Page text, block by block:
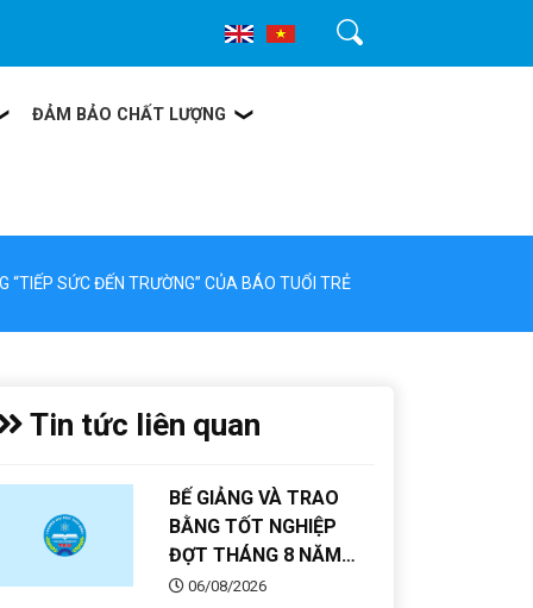
Tìm kiếm
ĐẢM BẢO CHẤT LƯỢNG
“TIẾP SỨC ĐẾN TRƯỜNG” CỦA BÁO TUỔI TRẺ
Tin tức liên quan
BẾ GIẢNG VÀ TRAO
BẰNG TỐT NGHIỆP
ĐỢT THÁNG 8 NĂM
202606/08/2026